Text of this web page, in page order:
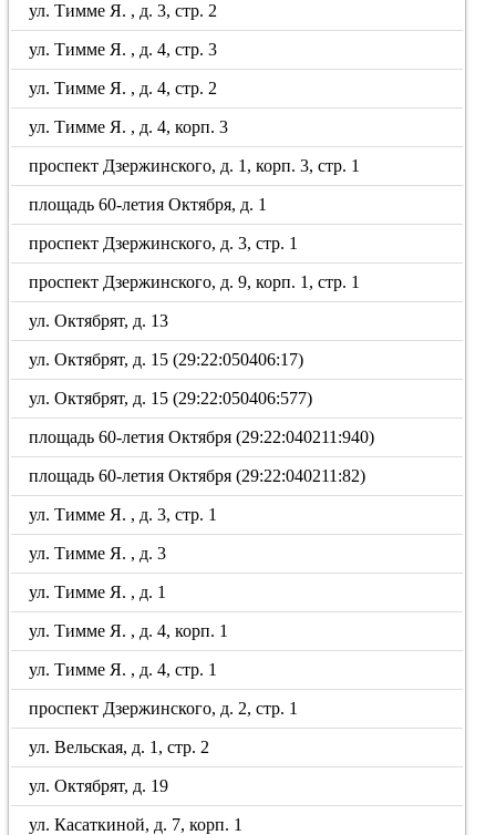
ул. Тимме Я. , д. 3, стр. 2
ул. Тимме Я. , д. 4, стр. 3
ул. Тимме Я. , д. 4, стр. 2
ул. Тимме Я. , д. 4, корп. 3
проспект Дзержинского, д. 1, корп. 3, стр. 1
площадь 60-летия Октября, д. 1
проспект Дзержинского, д. 3, стр. 1
проспект Дзержинского, д. 9, корп. 1, стр. 1
ул. Октябрят, д. 13
ул. Октябрят, д. 15 (29:22:050406:17)
ул. Октябрят, д. 15 (29:22:050406:577)
площадь 60-летия Октября (29:22:040211:940)
площадь 60-летия Октября (29:22:040211:82)
ул. Тимме Я. , д. 3, стр. 1
ул. Тимме Я. , д. 3
ул. Тимме Я. , д. 1
ул. Тимме Я. , д. 4, корп. 1
ул. Тимме Я. , д. 4, стр. 1
проспект Дзержинского, д. 2, стр. 1
ул. Вельская, д. 1, стр. 2
ул. Октябрят, д. 19
ул. Касаткиной, д. 7, корп. 1